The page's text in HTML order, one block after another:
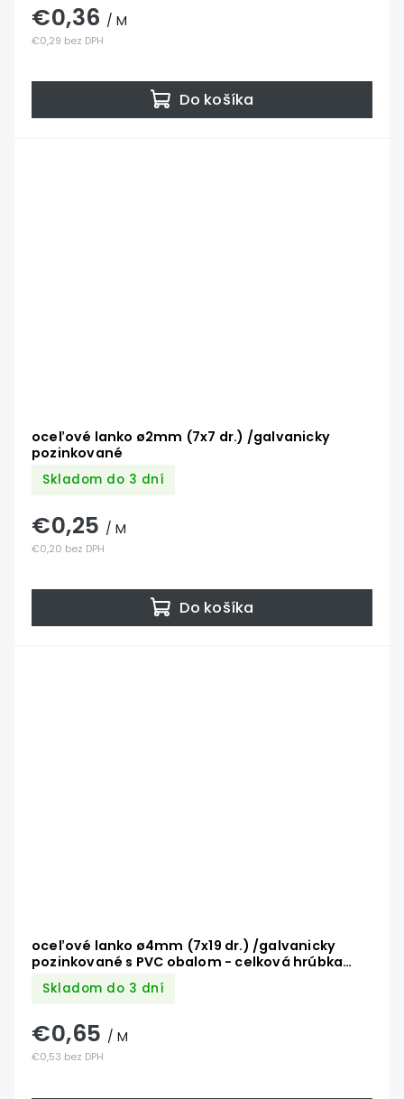
€0,29 bez DPH
€0,36 / M
Do košíka
oceľové lanko ø2mm (7x7 dr.) /galvanicky
pozinkované
Skladom do 3 dní
€0,20 bez DPH
€0,25 / M
Do košíka
oceľové lanko ø4mm (7x19 dr.) /galvanicky
pozinkované s PVC obalom - celková hrúbka
Skladom do 3 dní
€0,53 bez DPH
€0,65 / M